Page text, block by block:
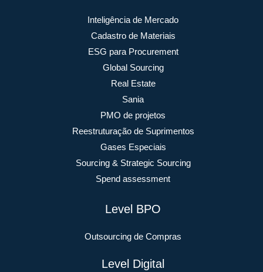
Inteligência de Mercado
Cadastro de Materiais
ESG para Procurement
Global Sourcing
Real Estate
Sania
PMO de projetos
Reestruturação de Suprimentos
Gases Especiais
Sourcing & Strategic Sourcing
Spend assessment
Level BPO
Outsourcing de Compras
Level Digital